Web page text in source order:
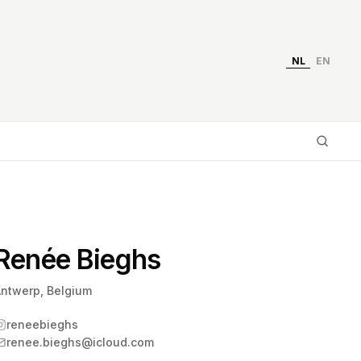
NL EN
Bieghs
Belgium
reneebieghs
renee.bieghs@icloud.com